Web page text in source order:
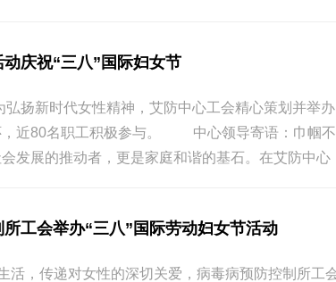
庆祝“三八”国际妇女节
扬新时代女性精神，艾防中心工会精心策划并举
，近80名职工积极参与。 中心领导寄语：巾
发展的推动者，更是家庭和谐的基石。在艾防中心
工会举办“三八”国际劳动妇女节活动
活，传递对女性的深切关爱，病毒病预防控制所工